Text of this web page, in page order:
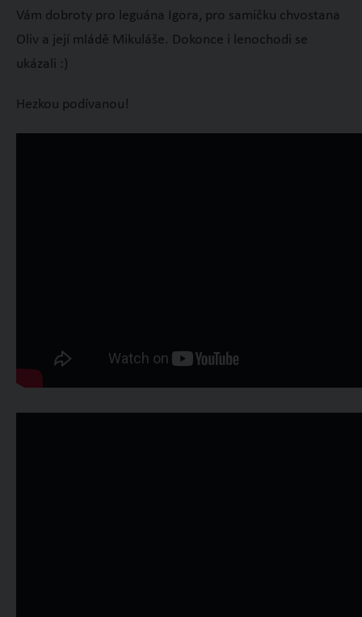
Vám dobroty pro leguána Igora, pro samičku chvostana
Oliv a její mládě Mikuláše. Dokonce i lenochodi se
ukázali :)
Hezkou podívanou!